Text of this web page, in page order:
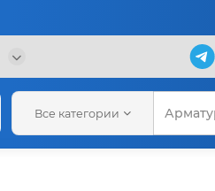
Все категории